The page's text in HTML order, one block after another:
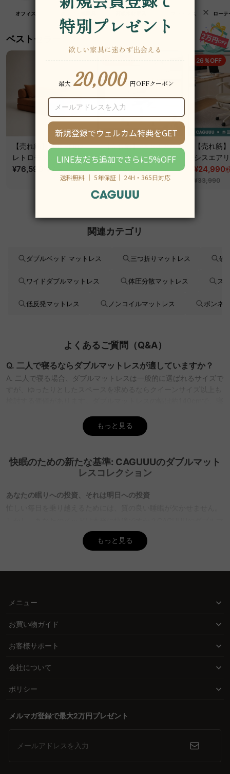
オフィス マットレス ロー
ベストセラー
【売れ筋】Soft Prime
レトロモダンソファベ
ッド｜20色以上から選
べるコーデュロイ
¥76,590 税込~
19％OFF
【売れ筋】AXISU アク
シスコアライトオフィ
¥31,790税込 ¥39,290
26％OFF
【売れ筋
シスエア
フィスチ
¥24,990
¥33,990
関連カテゴリ
ダブルベッド マットレス 三つ折りマットレス 硬
ワイドダブルマットレス 体圧分散マットレス ス
低反発マットレス ノンコイルマットレス ボンネ
よくあるご質問（Q&A）
Q. 二人で寝るならダブルマットレスが適していますか？
A. 二人で寝る場合、ダブルマットレスは一般的に選ばれるサイズで
す。CAGUUUでは、体圧分散性に優れたモデルを多数取り揃えてお
り、5年品質保証もついていますので、安心してお選びいただけま
Q. ダブルマットレスの素材はどれが良いですか？
A. ダブルマットレスの素材選びは、寝心地と予算に応じて変わりま
人での使用に最適です。ウレタン素材は体にフィットし、高反発は
ので、お客様のニーズに合ったマットレスを見つけていただけま
スペースで快適ですが、ダブルは寝返りを打つ際の余裕がありま
るダブルマットレスを取り揃えており、5年品質保証で安心してご
Q. ダブルベッドは二人で寝ると狭いですか？
A. ダブルベッドは二人で寝る際に一般的な選択肢ですが、寝返りを
ンサイズ以上を選ぶと、より快適に過ごせます。CAGUUUでは、寝
もっと見る
快眠のための新たな基準: CAGUUUのダブルマット
レスコレクション
あなたの眠りへの投資、それは明日への投資
ットレスコレクションは、価格とデザインのジレンマを解決し、あ
なたの眠りを極上のものに変える新たな基準を提供します。
ジスタイルまで、豊富なバリエーションを揃え、あなただけの理想
的な寝室を実現します。3,000点以上の知見を活かし、厳選された
ダブルマットレス選びで重要なのは、素材、硬さ、そしてサイズ。
圧分散性は、2人での使用時にも快適な睡眠を提供します。さら
つためのお手入れも簡単です。
信頼の証、安心のサポート
もっと見る
メニュー
お買い物ガイド
お客様サポート
会社について
ポリシー
メルマガ登録で最大2万円プレゼント
メールアドレスを入力